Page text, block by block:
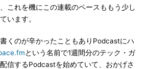
これを機にこの連載のペースももう少し
います。
くのが辛かったこともありPodcastにハ
という名前で1週間分のテック・ガ
信するPodcastを始めていて、おかげさ